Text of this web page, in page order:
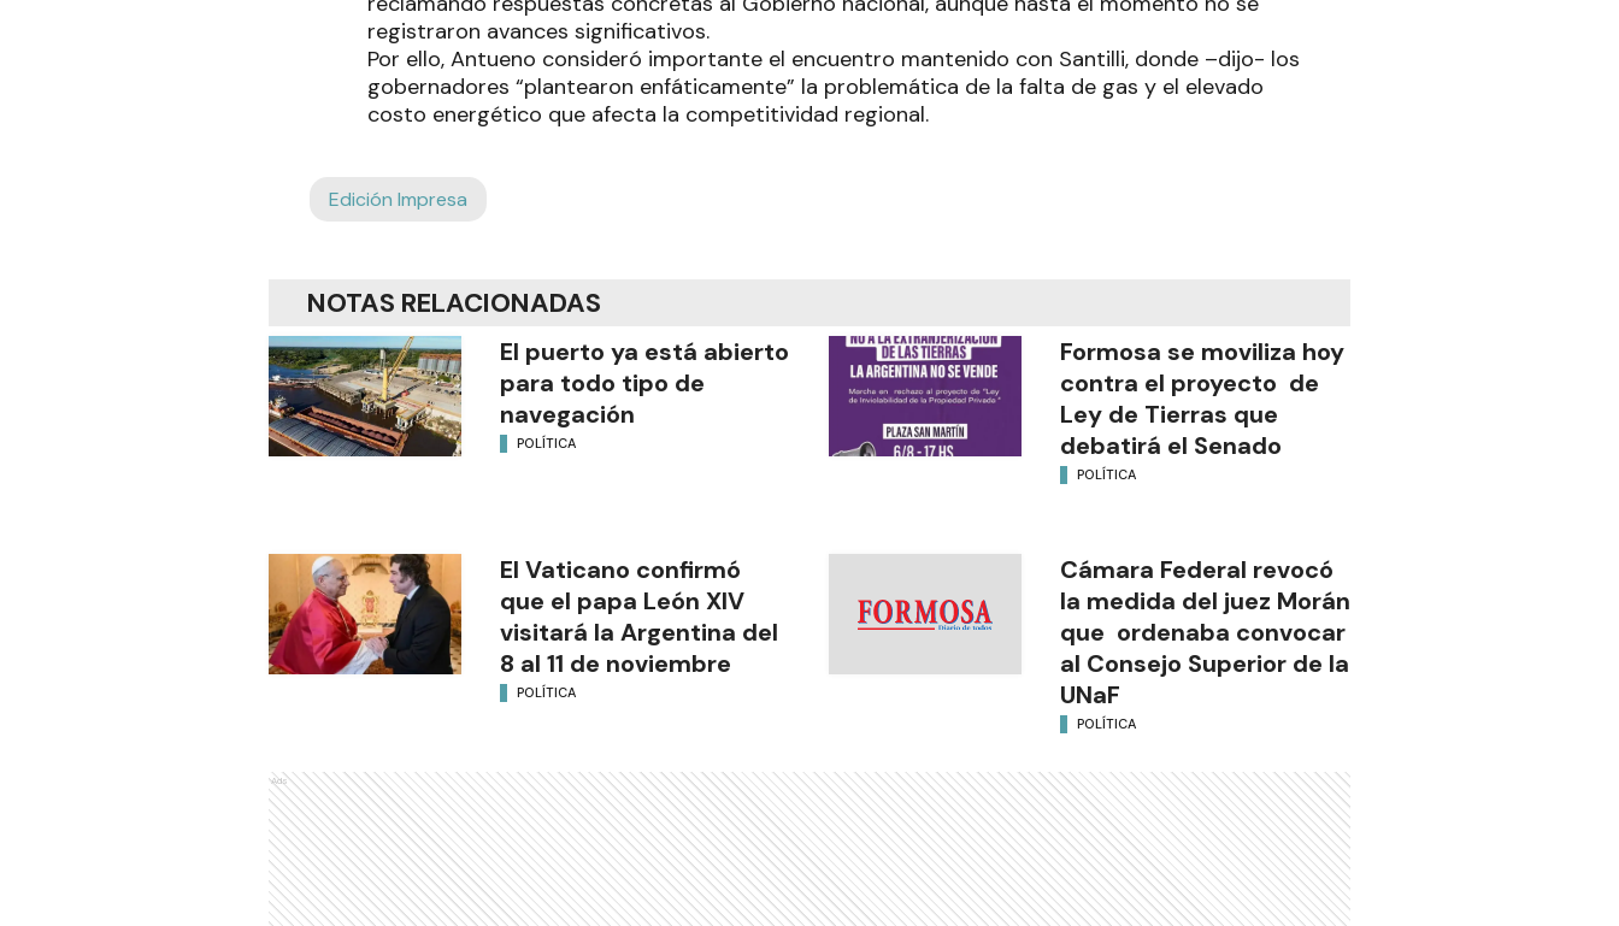
registraron avances significativos.
Por ello, Antueno consideró importante el encuentro mantenido con Santilli, donde –dijo- los
gobernadores “plantearon enfáticamente” la problemática de la falta de gas y el elevado
costo energético que afecta la competitividad regional.
Edición Impresa
NOTAS RELACIONADAS
El puerto ya está abierto
para todo tipo de
navegación
POLÍTICA
Formosa se moviliza hoy
contra el proyecto de
Ley de Tierras que
debatirá el Senado
POLÍTICA
El Vaticano confirmó
que el papa León XIV
visitará la Argentina del
8 al 11 de noviembre
POLÍTICA
Cámara Federal revocó
la medida del juez Morán
que ordenaba convocar
al Consejo Superior de la
UNaF
POLÍTICA
Ads